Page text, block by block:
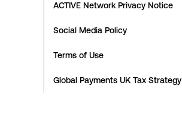
ACTIVE Network Privacy Notice
Social Media Policy
Terms of Use
Global Payments UK Tax Strategy